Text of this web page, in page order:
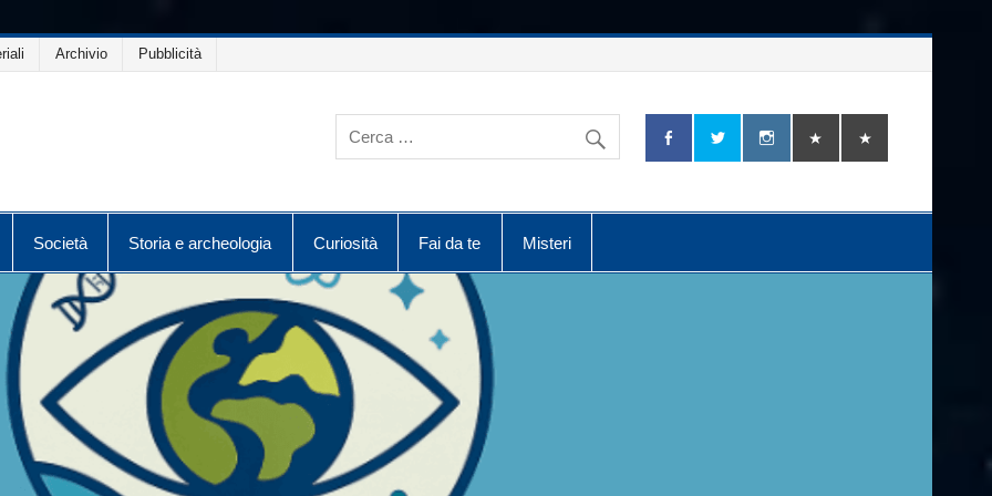
Archivio Pubblicità
Società Storia e archeologia Curiosità Fai da te Misteri